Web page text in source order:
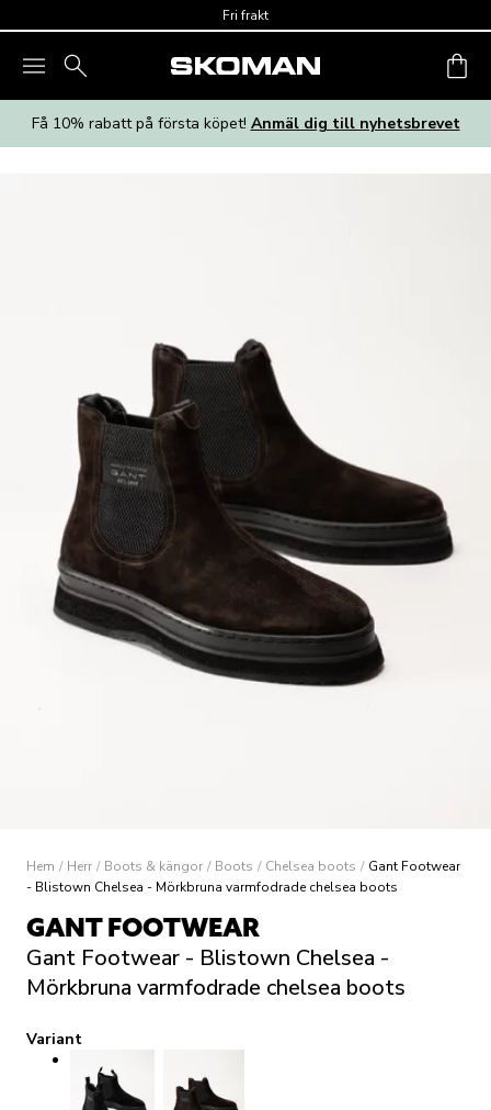
Fri frakt
Få 10% rabatt på första köpet! Anmäl dig till nyhetsbrevet
Hem / Herr / Boots & kängor / Boots / Chelsea boots / Gant Footwear
- Blistown Chelsea - Mörkbruna varmfodrade chelsea boots
GANT FOOTWEAR
Gant Footwear - Blistown Chelsea -
Mörkbruna varmfodrade chelsea boots
Variant